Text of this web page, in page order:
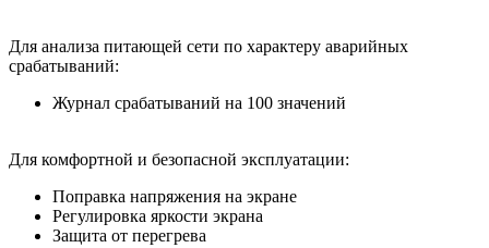
Для анализа питающей сети по характеру аварийных
срабатываний:
Журнал срабатываний на 100 значений
Для комфортной и безопасной эксплуатации:
Поправка напряжения на экране
Регулировка яркости экрана
Защита от перегрева